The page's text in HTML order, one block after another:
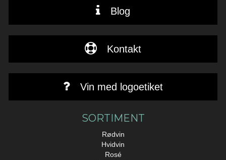
Blog
Kontakt
Vin med logoetiket
SORTIMENT
Rødvin
Hvidvin
Rosé